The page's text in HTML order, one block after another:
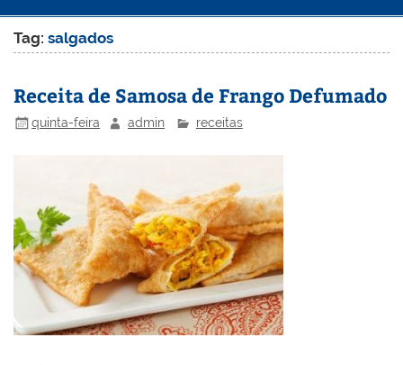
Tag:salgados
Receita de Samosa de Frango Defumado
quinta-feira admin receitas